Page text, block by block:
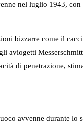
nel luglio 1943,
bizzarre come il
aviogetti
di penetrazione,
avvenne durante lo